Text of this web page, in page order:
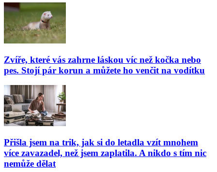
Zvíře, které vás zahrne láskou víc než kočka nebo
pes. Stojí pár korun a můžete ho venčit na vodítku
Přišla jsem na trik, jak si do letadla vzít mnohem
více zavazadel, než jsem zaplatila. A nikdo s tím nic
nemůže dělat